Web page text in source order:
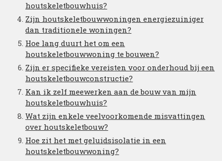
houtskeletbouwhuis?
Zijn houtskeletbouwwoningen energiezuiniger
dan traditionele woningen?
Hoe lang duurt het om een
houtskeletbouwwoning te bouwen?
Zijn er specifieke vereisten voor onderhoud bij een
houtskeletbouwconstructie?
Kan ik zelf meewerken aan de bouw van mijn
houtskeletbouwhuis?
Wat zijn enkele veelvoorkomende misvattingen
over houtskeletbouw?
Hoe zit het met geluidsisolatie in een
houtskeletbouwwoning?